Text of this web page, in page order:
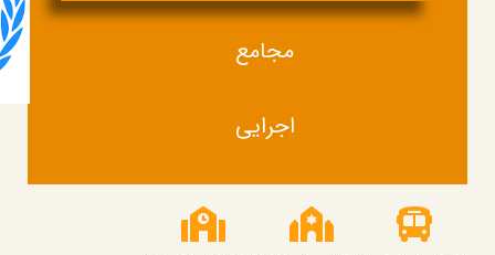
مجامع
اجرایی